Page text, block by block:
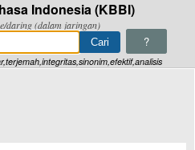
Indonesia (KBBI)
daring (dalam jaringan)
?